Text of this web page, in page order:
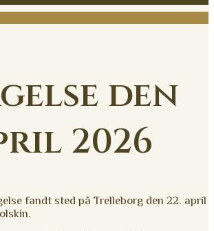
den
2026
fandt sted på Trelleborg den 22. april